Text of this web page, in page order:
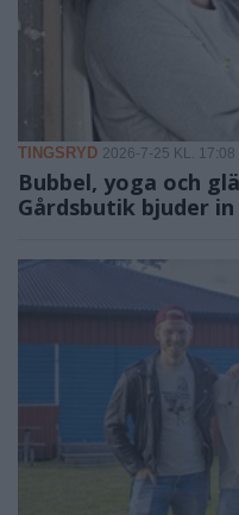
TINGSRYD 2026-7-25 KL. 17:08
Bubbel, yoga och
Gårdsbutik bjuder